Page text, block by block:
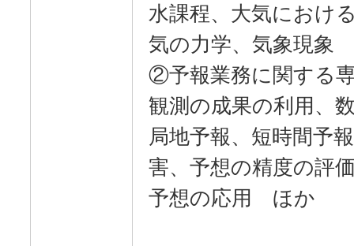
水課程、大気におけ
気の力学、気象現象
②予報業務に関する
観測の成果の利用、
局地予報、短時間予
害、予想の精度の評
予想の応用 ほか